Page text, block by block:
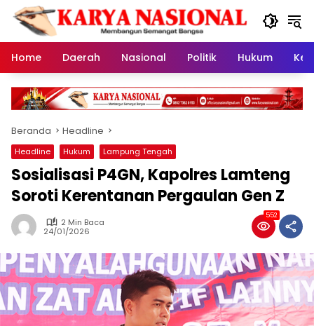
Langsung
konten
Home
Daerah Nasional Politik Hukum
Beranda Headline
Headline Hukum Lampung Tengah
Sosialisasi P4GN, Kapolres Lamteng
Soroti Kerentanan Pergaulan Gen Z
2 Min Baca
24/01/2026
552